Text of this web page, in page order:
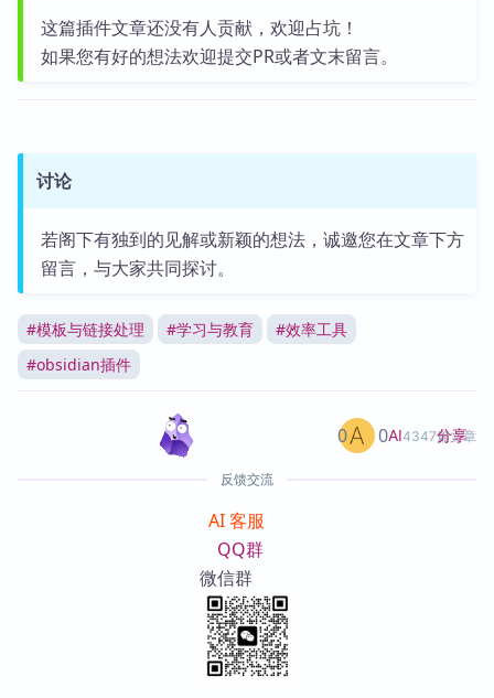
这篇插件文章还没有人贡献，欢迎占坑！
如果您有好的想法欢迎提交PR或者文末留言。
讨论
若阁下有独到的见解或新颖的想法，诚邀您在文章下方
留言，与大家共同探讨。
#模板与链接处理 #学习与教育 #效率工具
#obsidian插件
AI4347篇文章
0 0 分享
反馈交流
AI 客服
QQ群
微信群